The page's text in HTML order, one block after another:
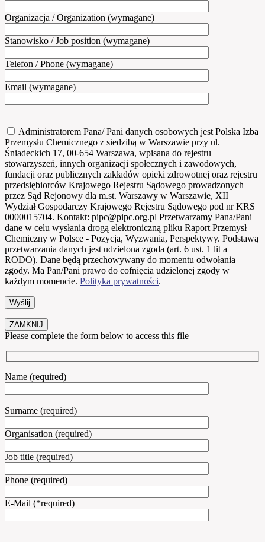
Organizacja / Organization (wymagane)
Stanowisko / Job position (wymagane)
Telefon / Phone (wymagane)
Email (wymagane)
Administratorem Pana/ Pani danych osobowych jest Polska Izba
Przemysłu Chemicznego z siedzibą w Warszawie przy ul.
Śniadeckich 17, 00-654 Warszawa, wpisana do rejestru
stowarzyszeń, innych organizacji społecznych i zawodowych,
fundacji oraz publicznych zakładów opieki zdrowotnej oraz rejestru
przedsiębiorców Krajowego Rejestru Sądowego prowadzonych
przez Sąd Rejonowy dla m.st. Warszawy w Warszawie, XII
Wydział Gospodarczy Krajowego Rejestru Sądowego pod nr KRS
0000015704. Kontakt: pipc@pipc.org.pl Przetwarzamy Pana/Pani
dane w celu wysłania drogą elektroniczną pliku Raport Przemysł
Chemiczny w Polsce - Pozycja, Wyzwania, Perspektywy. Podstawą
przetwarzania danych jest udzielona zgoda (art. 6 ust. 1 lit a
RODO). Dane będą przechowywany do momentu odwołania
zgody. Ma Pan/Pani prawo do cofnięcia udzielonej zgody w
każdym momencie. Polityka prywatności.
ZAMKNIJ
Please complete the form below to access this file
Name (required)
Surname (required)
Organisation (required)
Job title (required)
Phone (required)
E-Mail (*required)